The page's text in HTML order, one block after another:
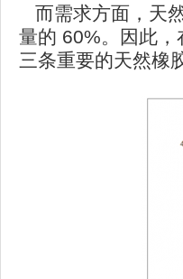
而需求方面，天
量的 60%。因此
三条重要的天然橡